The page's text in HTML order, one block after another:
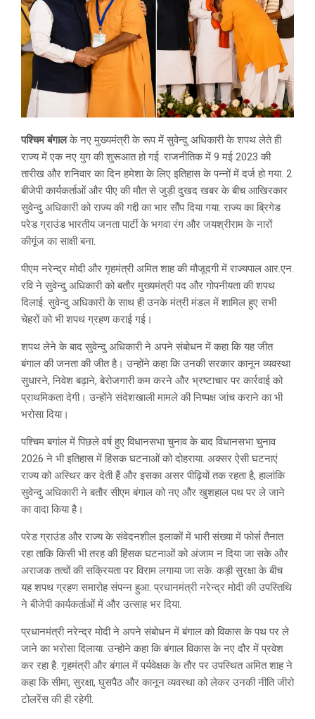
पश्चिम बंगालके नए मुख्यमंत्री के रूप में सुवेन्दु अधिकारी के शपथ लेते ही
राज्य में एक नए युग की शुरूआत हो गई. राजनीतिक में 9 मई 2023 की
तारीख और शनिवार का दिन हमेशा के लिए इतिहास के पन्नों में दर्ज हो गया. 2
बीजेपी कार्यकर्ताओं और पीए की मौत से जुड़ी दुखद खबर के बीच आखिरकार
सुवेन्दु अधिकारी को राज्य की गद्दी का भार सौंप दिया गया. राज्य का ब्रिगेड
परेड ग्राउंड भारतीय जनता पार्टी के भगवा रंग और जयश्रीराम के नारों
कीगूंज का साक्षी बना.
पीएम नरेन्द्र मोदी और गृहमंत्री अमित शाह की मौजूदगी में राज्यपाल आर.एन.
रवि ने सुवेन्दु अधिकारी को बतौर मुख्यमंत्री पद और गोपनीयता की शपथ
दिलाई. सुवेन्दु अधिकारी के साथ ही उनके मंत्री मंडल में शामिल हुए सभी
चेहरों को भी शपथ ग्रहण कराई गई।
शपथ लेने के बाद सुवेन्दु अधिकारी ने अपने संबोधन में कहा कि यह जीत
बंगाल की जनता की जीत है। उन्होंने कहा कि उनकी सरकार कानून व्यवस्था
सुधारने, निवेश बढ़ाने, बेरोजगारी कम करने और भ्रष्टाचार पर कार्रवाई को
प्राथमिकता देगी। उन्होंने संदेशखाली मामले की निष्पक्ष जांच कराने का भी
भरोसा दिया।
पश्चिम बगांल में पिछले वर्ष हुए विधानसभा चुनाव के बाद विधानसभा चुनाव
2026 ने भी इतिहास में हिंसक घटनाओं को दोहराया. अक्सर ऐसी घटनाएं
राज्य को अस्थिर कर देती हैं और इसका असर पीढ़ियों तक रहता है, हालांकि
सुवेन्दु अधिकारी ने बतौर सीएम बंगाल को नए और खुशहाल पथ पर ले जाने
का वादा किया है।
परेड ग्राउंड और राज्य के संवेदनशील इलाकों में भारी संख्या में फोर्स तैनात
रहा ताकि किसी भी तरह की हिंसक घटनाओं को अंजाम न दिया जा सके और
अराजक तत्वों की सक्रियता पर विराम लगाया जा सके. कड़ी सुरक्षा के बीच
यह शपथ ग्रहण समारोह संपन्न हुआ. प्रधानमंत्री नरेन्द्र मोदी की उपस्तिथि
ने बीजेपी कार्यकर्ताओं में और उत्साह भर दिया.
प्रधानमंत्री नरेन्द्र मोदी ने अपने संबोधन में बंगाल को विकास के पथ पर ले
जाने का भरोसा दिलाया. उन्होने कहा कि बंगाल विकास के नए दौर में प्रवेश
कर रहा है. गृहमंत्री और बंगाल में पर्यवेक्षक के तौर पर उपस्थित अमित शाह ने
कहा कि सीमा, सुरक्षा, घुसपैठ और कानून व्यवस्था को लेकर उनकी नीति जीरो
टोलरेंस की ही रहेगी.